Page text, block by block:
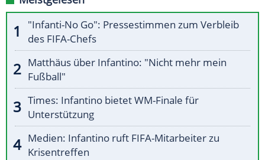
"Infanti-No Go": Pressestimmen zum Verbleib
des FIFA-Chefs
Matthäus über Infantino: "Nicht mehr mein
Fußball"
Times: Infantino bietet WM-Finale für
Unterstützung
Medien: Infantino ruft FIFA-Mitarbeiter zu
Krisentreffen